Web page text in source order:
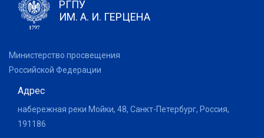
РГПУ
ИМ. А. И. ГЕРЦЕНА
Министерство просвещения
Российской Федерации
Адрес
набережная реки Мойки, 48, Санкт-Петербург, Россия,
191186